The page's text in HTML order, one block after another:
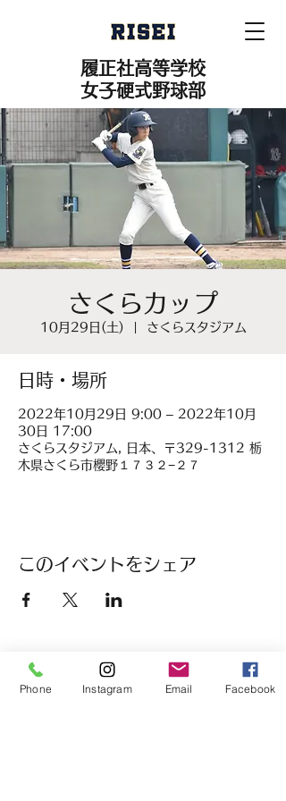
履正社高等学校
女子硬式野球部
さくらカップ
10月29日(土) さくらスタジアム
日時・場所
2022年10月29日 9:00 – 2022年10月
30日 17:00
さくらスタジアム, 日本、〒329-1312 栃
木県さくら市櫻野１７３２−２７
このイベントをシェア
履正社高等学校
Phone Instagram Email Facebook